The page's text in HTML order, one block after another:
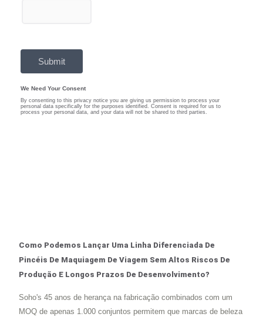
Como Podemos Lançar Uma Linha Diferenciada De
Pincéis De Maquiagem De Viagem Sem Altos Riscos De
Produção E Longos Prazos De Desenvolvimento?
Soho's 45 anos de herança na fabricação combinados com um
MOQ de apenas 1.000 conjuntos permitem que marcas de beleza